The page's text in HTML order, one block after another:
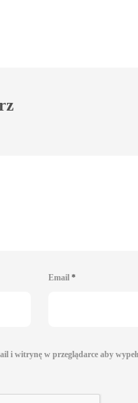
Email *
i witrynę w przeglądarce aby